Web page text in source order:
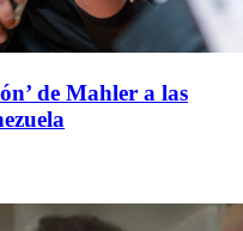
de Mahler a las